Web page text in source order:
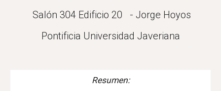
Salón 304 Edificio 20   - Jorge Hoyos
Pontificia Universidad Javeriana
Resumen: